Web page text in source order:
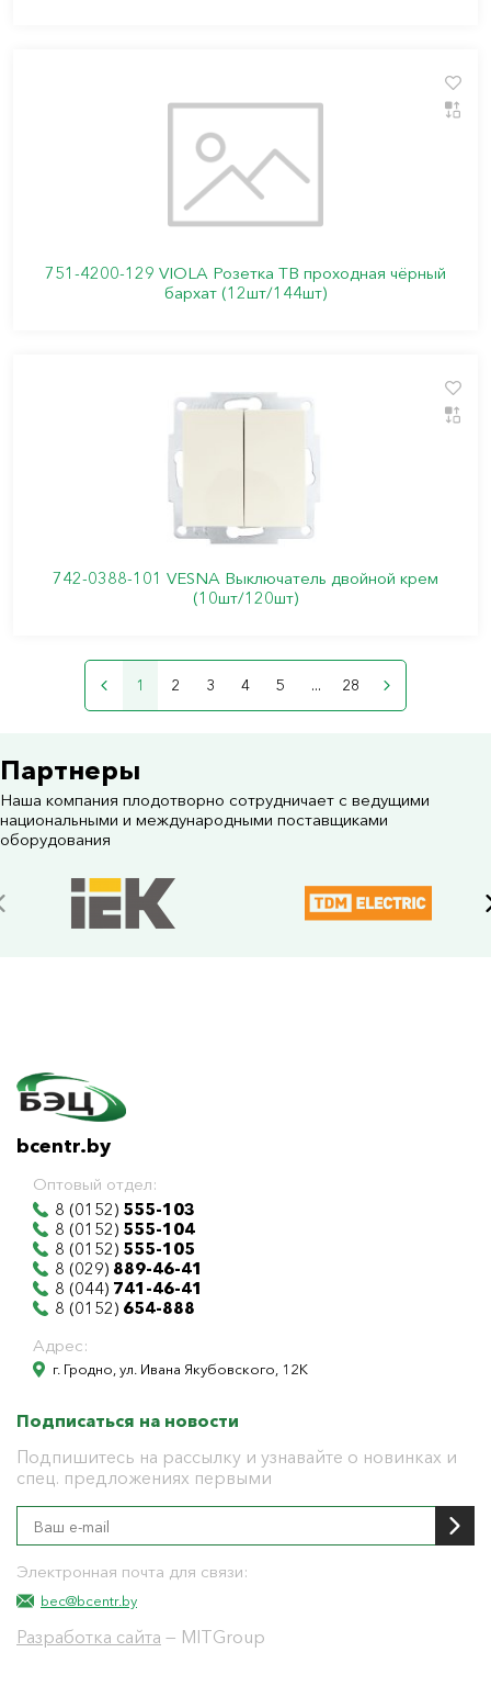
751-4200-129 VIOLA Розетка ТВ проходная чёрный
бархат (12шт/144шт)
742-0388-101 VESNA Выключатель двойной крем
(10шт/120шт)
1 2 3 4 5 ... 28
Партнеры
Наша компания плодотворно сотрудничает с ведущими
национальными и международными поставщиками
оборудования
bcentr.by
Оптовый отдел:
8 (0152) 555-103
8 (0152) 555-104
8 (0152) 555-105
8 (029) 889-46-41
8 (044) 741-46-41
8 (0152) 654-888
Адрес:
г. Гродно, ул. Ивана Якубовского, 12К
Подписаться на новости
Подпишитесь на рассылку и узнавайте о новинках и
спец. предложениях первыми
Электронная почта для связи:
bec@bcentr.by
Разработка сайта — MITGroup